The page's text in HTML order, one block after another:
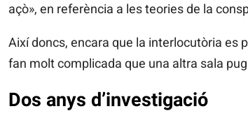
açò», en referència a les teories de la
Així doncs, encara que la interlocutòria es
fan molt complicada que una altra sala
Dos anys d’investigació